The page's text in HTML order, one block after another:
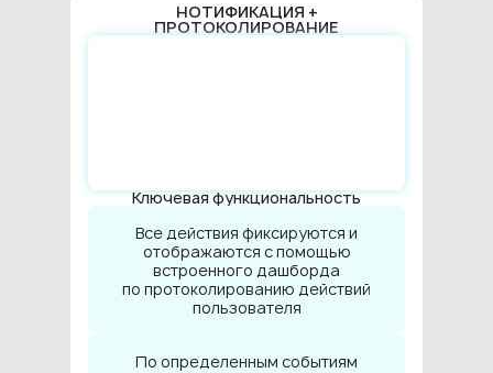
НОТИФИКАЦИЯ +
ПРОТОКОЛИРОВАНИЕ
Ключевая функциональность
Все действия фиксируются и
отображаются с помощью
встроенного дашборда
по протоколированию действий
пользователя
По определенным событиям